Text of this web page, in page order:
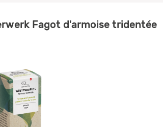
Fagot d'armoise tridentée